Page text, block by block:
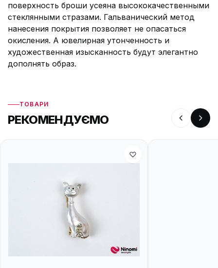
поверхность броши усеяна высококачественными
стеклянными стразами. Гальванический метод
нанесения покрытия позволяет не опасаться
окисления. А ювелирная утонченность и
художественная изысканность будут элегантно
дополнять образ.
ТОВАРИ
РЕКОМЕНДУЄМО